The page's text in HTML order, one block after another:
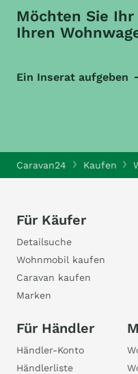
Möchten Sie
Ihren
Ein Inserat aufgeben
Caravan24 Kaufen
Für Käufer
Detailsuche
Wohnmobil kaufen
Caravan kaufen
Marken
Für Händler
Händler-Konto
Händlerliste